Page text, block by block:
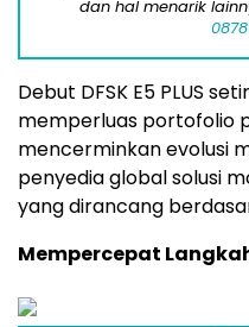
dan hal menarik
Debut DFSK E5 PLUS
memperluas portofolio
mencerminkan evolusi
penyedia global solusi
yang dirancang
Mempercepat